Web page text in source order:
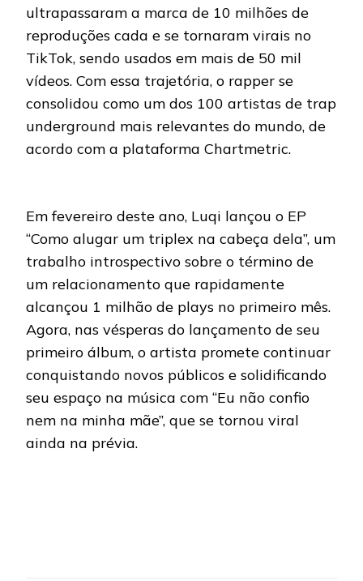
ultrapassaram a marca de 10 milhões de
reproduções cada e se tornaram virais no
TikTok, sendo usados em mais de 50 mil
vídeos. Com essa trajetória, o rapper se
consolidou como um dos 100 artistas de trap
underground mais relevantes do mundo, de
acordo com a plataforma Chartmetric.
Em fevereiro deste ano, Luqi lançou o EP
“Como alugar um triplex na cabeça dela”, um
trabalho introspectivo sobre o término de
um relacionamento que rapidamente
alcançou 1 milhão de plays no primeiro mês.
Agora, nas vésperas do lançamento de seu
primeiro álbum, o artista promete continuar
conquistando novos públicos e solidificando
seu espaço na música com “Eu não confio
nem na minha mãe”, que se tornou viral
ainda na prévia.